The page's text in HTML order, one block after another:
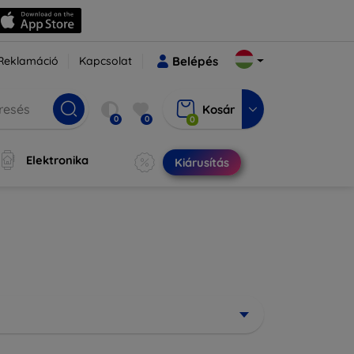
Kapcsolat Belépés
0 0 0
Kosár
Elektronika Kiárusítás